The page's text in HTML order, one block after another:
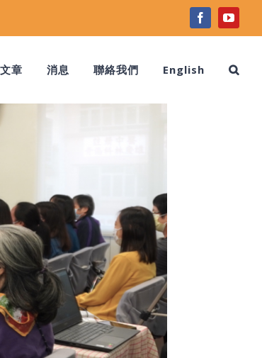
facebook
文章 消息 聯絡我們 English